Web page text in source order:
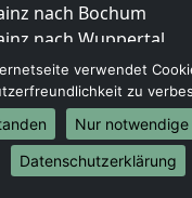
nach Bochum
nach Wuppertal
nach Bielefeld
nach Bonn
nach Münster
Umzüge
verwendet
zu
Nur notwendige
Datenschutzerklärung